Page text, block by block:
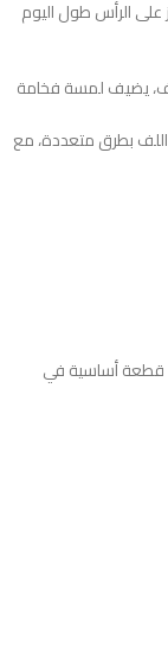
على الرأس طول اليوم
يضيف لمسة فخامة
بطرق متعددة، مع
قطعة أساسية في